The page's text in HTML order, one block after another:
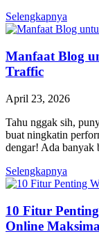
Selengkapnya
Manfaat Blog
Traffic
April 23, 2026
Tahu nggak sih,
buat ningkatin
dengar! Ada banyak
Selengkapnya
10 Fitur
Online